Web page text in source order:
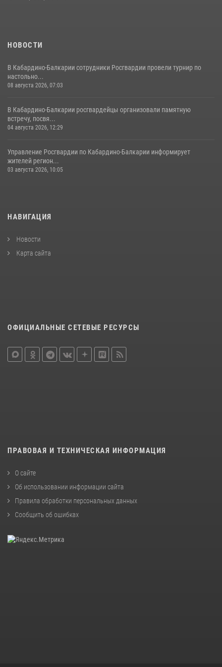
НОВОСТИ
В Кабардино-Балкарии сотрудники Росгвардии провели турнир по
настольно...
08 августа 2026, 07:03
В Кабардино-Балкарии росгвардейцы организовали памятную
встречу, посвя...
04 августа 2026, 12:29
Управление Росгвардии по Кабардино-Балкарии информирует
жителей регион...
03 августа 2026, 10:05
НАВИГАЦИЯ
Новости
Карта сайта
ОФИЦИАЛЬНЫЕ СЕТЕВЫЕ РЕСУРСЫ
ПРАВОВАЯ И ТЕХНИЧЕСКАЯ ИНФОРМАЦИЯ
О сайте
Об использовании информации сайта
Правила обработки персональных данных
Сообщить об ошибках